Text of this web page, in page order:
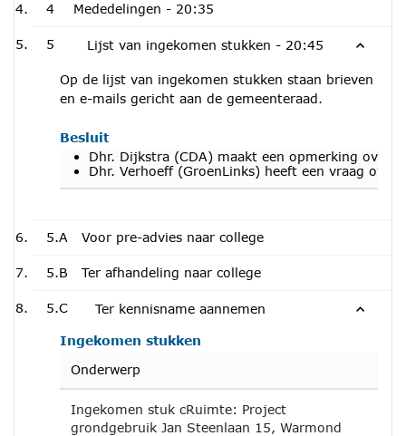
4 Mededelingen - 20:35
5 Lijst van ingekomen stukken - 20:45
Op de lijst van ingekomen stukken staan brieven
en e-mails gericht aan de gemeenteraad.
Besluit
Dhr. Dijkstra (CDA) maakt een opmerking over
Dhr. Verhoeff (GroenLinks) heeft een vraag
5.A Voor pre-advies naar college
5.B Ter afhandeling naar college
5.C Ter kennisname aannemen
Ingekomen stukken
Onderwerp
Ingekomen stuk cRuimte: Project
grondgebruik Jan Steenlaan 15, Warmond